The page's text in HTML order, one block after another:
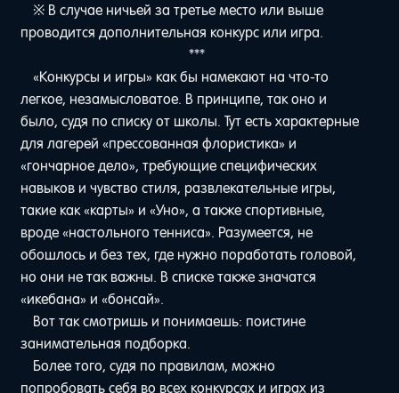
※ В случае ничьей за третье место или выше
проводится дополнительная конкурс или игра.
***
«Конкурсы и игры» как бы намекают на что-то
легкое, незамысловатое. В принципе, так оно и
было, судя по списку от школы. Тут есть характерные
для лагерей «прессованная флористика» и
«гончарное дело», требующие специфических
навыков и чувство стиля, развлекательные игры,
такие как «карты» и «Уно», а также спортивные,
вроде «настольного тенниса». Разумеется, не
обошлось и без тех, где нужно поработать головой,
но они не так важны. В списке также значатся
«икебана» и «бонсай».
Вот так смотришь и понимаешь: поистине
занимательная подборка.
Более того, судя по правилам, можно
попробовать себя во всех конкурсах и играх из